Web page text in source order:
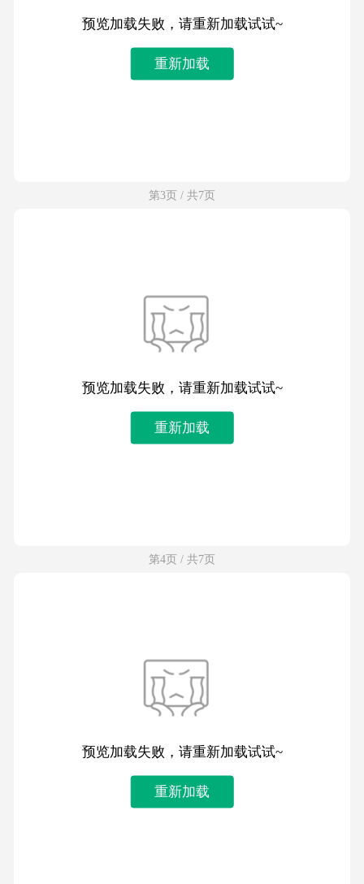
预览加载失败，请重新加载试试~
重新加载
第3页 / 共7页
预览加载失败，请重新加载试试~
重新加载
第4页 / 共7页
预览加载失败，请重新加载试试~
重新加载